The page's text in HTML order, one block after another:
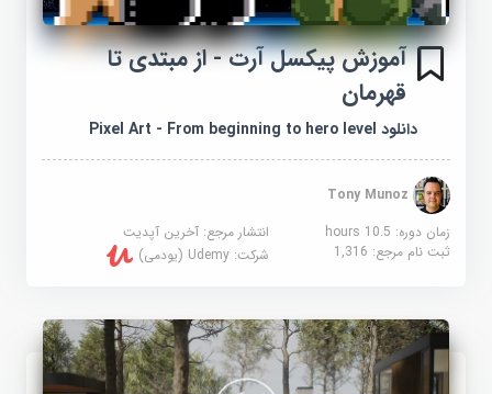
آموزش پیکسل آرت - از مبتدی تا
قهرمان
دانلود Pixel Art - From beginning to hero level
Tony Munoz
زمان دوره: 10.5 hours
انتشار مرجع:آخرین آپدیت
ثبت نام مرجع:1,316 شرکت:Udemy (یودمی)